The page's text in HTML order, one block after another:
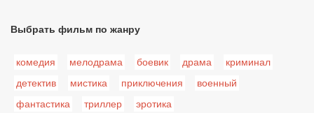
Выбрать фильм по жанру
комедия мелодрама боевик драма
криминал
детектив
мистика приключения
военный
фантастика
триллер эротика